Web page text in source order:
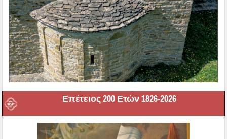
Επέτειος 200 Ετών 1826-2026